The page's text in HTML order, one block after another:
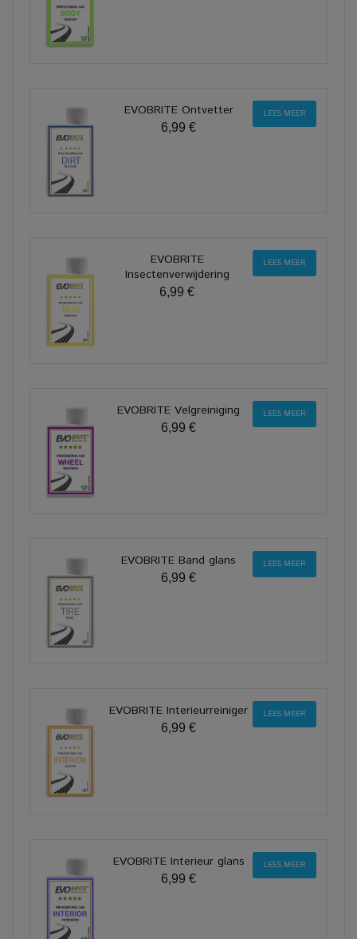
EVOBRITE Ontvetter
6,99 €
LEES MEER
EVOBRITE
Insectenverwijdering
6,99 €
LEES MEER
EVOBRITE Velgreiniging
6,99 €
LEES MEER
EVOBRITE Band glans
6,99 €
LEES MEER
EVOBRITE Interieurreiniger
6,99 €
LEES MEER
EVOBRITE Interieur glans
6,99 €
LEES MEER